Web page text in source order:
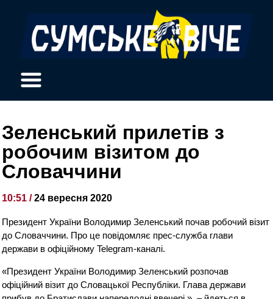
Зеленський прилетів з
робочим візитом до
Словаччини
10:51 /24 вересня 2020
Президент України Володимир Зеленський почав робочий візит
до Словаччини. Про це повідомляє прес-служба глави
держави в офіційному Telegram-каналі.
«Президент України Володимир Зеленський розпочав
офіційний візит до Словацької Республіки. Глава держави